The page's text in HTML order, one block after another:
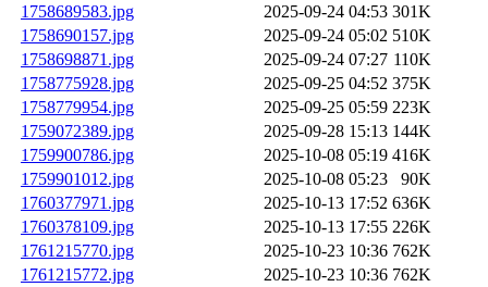
1758689583.jpg
2025-09-24 04:53 301K
1758690157.jpg
2025-09-24 05:02 510K
1758698871.jpg
2025-09-24 07:27 110K
1758775928.jpg
2025-09-25 04:52 375K
1758779954.jpg
2025-09-25 05:59 223K
1759072389.jpg
2025-09-28 15:13 144K
1759900786.jpg
2025-10-08 05:19 416K
1759901012.jpg
2025-10-08 05:23
90K
1760377971.jpg
2025-10-13 17:52 636K
1760378109.jpg
2025-10-13 17:55 226K
1761215770.jpg
2025-10-23 10:36 762K
1761215772.jpg
2025-10-23 10:36 762K